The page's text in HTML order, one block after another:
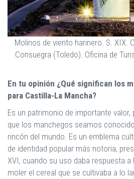
Molinos de viento harinero. S. XIX.
Consuegra (Toledo). Oficina de
En tu opinión ¿Qué significan los
para Castilla-La Mancha?
Es un patrimonio de importante valor,
que los manchegos seamos
rincón del mundo. Es un emblema
de identidad popular más notoria,
XVI, cuando su uso daba respuesta a
moler el cereal que se cultivaba a lo